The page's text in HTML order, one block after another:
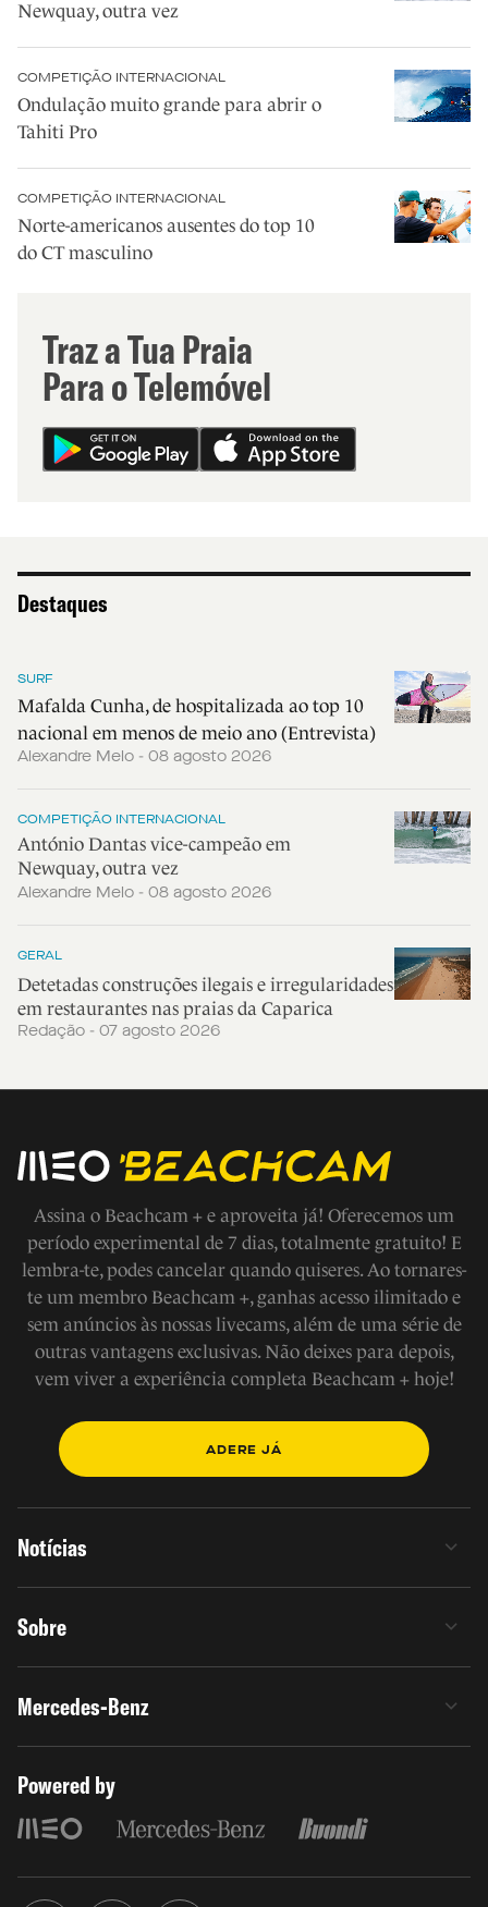
Newquay, outra vez
COMPETIÇÃO INTERNACIONAL
Ondulação muito grande para abrir o
Tahiti Pro
COMPETIÇÃO INTERNACIONAL
Norte-americanos ausentes do top 10
do CT masculino
Traz a Tua Praia
Para o Telemóvel
Destaques
SURF
Mafalda Cunha, de hospitalizada ao top 10
nacional em menos de meio ano (Entrevista)
Alexandre Melo - 08 agosto 2026
COMPETIÇÃO INTERNACIONAL
António Dantas vice-campeão em
Newquay, outra vez
Alexandre Melo - 08 agosto 2026
GERAL
Detetadas construções ilegais e irregularidades
em restaurantes nas praias da Caparica
Redação - 07 agosto 2026
Assina o Beachcam + e aproveita já! Oferecemos um
período experimental de 7 dias, totalmente gratuito! E
lembra-te, podes cancelar quando quiseres. Ao tornares-
te um membro Beachcam +, ganhas acesso ilimitado e
sem anúncios às nossas livecams, além de uma série de
outras vantagens exclusivas. Não deixes para depois,
vem viver a experiência completa Beachcam + hoje!
ADERE JÁ
Notícias
Sobre
Mercedes-Benz
Powered by